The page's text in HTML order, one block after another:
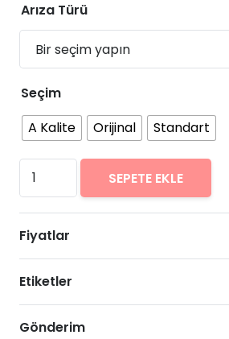
Arıza Türü
Seçim
A Kalite
Orijinal Standart
Samsung
Galaxy
J6+
Plus
Arıza
Onarımı
Fiyatları
adet
SEPETE EKLE
Fiyatlar
Etiketler
Gönderim